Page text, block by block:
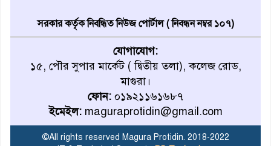
কর্মসূচি প্রতিরোধে বিএনপির
মোটরসাইকেল শোডাউন
খুব শিঘ্রই কর্মস্থলে ফিরবেন
মাগুরার ডিসি
মহম্মদপুর থানার ওসিকে ক্লোজ
সরকার কর্তৃক নিবন্ধিত নিউজ পোর্টাল ( নিবন্ধন নম্বর ১০৭)
যোগাযোগ:
১৫, পৌর সুপার মার্কেট ( দ্বিতীয় তলা), কলেজ রোড,
মাগুরা।
ফোন: ০১৯২১১৬১৬৮৭
ইমেইল: maguraprotidin@gmail.com
©All rights reserved Magura Protidin. 2018-2022